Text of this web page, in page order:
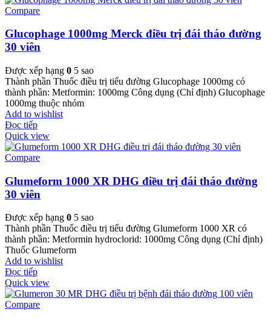
Compare
Glucophage 1000mg Merck điều trị đái tháo đường
30 viên
Được xếp hạng 0 5 sao
Thành phần Thuốc điều trị tiểu đường Glucophage 1000mg có
thành phần: Metformin: 1000mg Công dụng (Chỉ định) Glucophage
1000mg thuộc nhóm
Add to wishlist
Đọc tiếp
Quick view
Compare
Glumeform 1000 XR DHG điều trị đái tháo đường
30 viên
Được xếp hạng 0 5 sao
Thành phần Thuốc điều trị tiểu đường Glumeform 1000 XR có
thành phần: Metformin hydroclorid: 1000mg Công dụng (Chỉ định)
Thuốc Glumeform
Add to wishlist
Đọc tiếp
Quick view
Compare